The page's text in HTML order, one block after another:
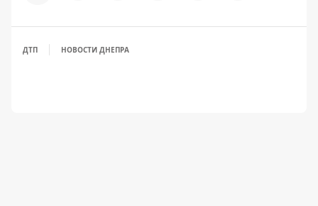
ДТП НОВОСТИ ДНЕПРА